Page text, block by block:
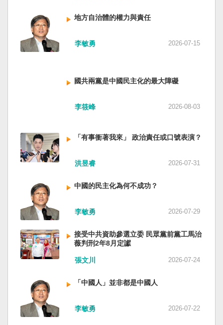
地方自治體的權力與責任
李敏勇 2026-07-15
國共兩黨是中國民主化的最大障礙
李筱峰 2026-08-03
「有事衝著我來」 政治責任或口號表演？
洪昱睿 2026-07-31
中國的民主化為何不成功？
李敏勇 2026-07-29
接受中共資助參選立委 民眾黨前黨工馬治
薇判刑2年8月定讞
張文川 2026-07-24
「中國人」並非都是中國人
李敏勇 2026-07-22